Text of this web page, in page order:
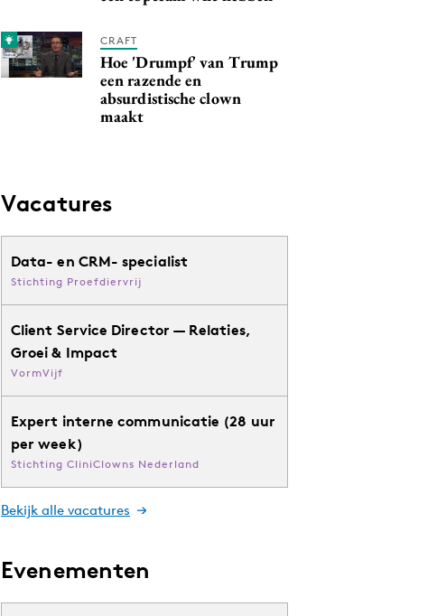
CRAFT
Hoe 'Drumpf' van Trump
een razende en
absurdistische clown
maakt
Vacatures
Data- en CRM- specialist
Stichting Proefdiervrij
Client Service Director — Relaties,
Groei & Impact
VormVijf
Expert interne communicatie (28 uur
per week)
Stichting CliniClowns Nederland
Bekijk alle vacatures
Evenementen